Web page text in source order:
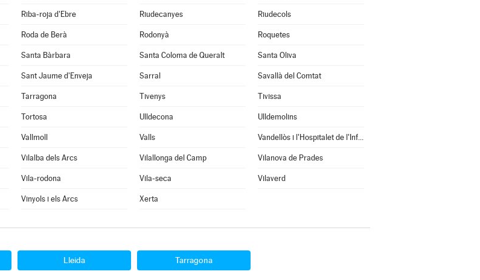
Riba-roja d'Ebre Riudecanyes Riudecols
Roda de Berà Rodonyà Roquetes
Santa Bàrbara Santa Coloma de Queralt Santa Oliva
Sant Jaume d'Enveja Sarral Savallà del Comtat
Tarragona Tivenys Tivissa
Tortosa Ulldecona Ulldemolins
Vallmoll Valls Vandellòs i l'Hospitalet de l'Infant
Vilalba dels Arcs Vilallonga del Camp Vilanova de Prades
Vila-rodona Vila-seca Vilaverd
Vinyols i els Arcs Xerta
Lleida Tarragona